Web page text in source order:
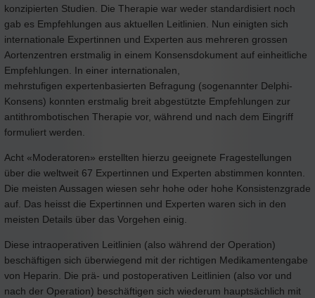
konzipierten Studien. Die Therapie war weder standardisiert noch
gab es Empfehlungen aus aktuellen Leitlinien. Nun einigten sich
internationale Expertinnen und Experten aus mehreren grossen
Aortenzentren erstmalig in einem Konsensdokument auf einheitliche
Empfehlungen. In einer internationalen,
mehrstufigen expertenbasierten Befragung (sogenannter Delphi-
Konsens) konnten erstmalig breit abgestützte Empfehlungen zur
antithrombotischen Therapie vor, während und nach dem Eingriff
formuliert werden.
Acht «Moderatoren» erstellten hierzu geeignete Fragestellungen
über die weltweit 67 Expertinnen und Experten abstimmen konnten.
Die meisten Aussagen wiesen sehr hohe oder hohe Konsistenzgrade
auf. Das heisst die Expertinnen und Experten waren sich in den
meisten Details über das Vorgehen einig.
Diese intraoperativen Leitlinien (also während der Operation)
beschäftigen sich überwiegend mit der richtigen Medikamentengabe
von Heparin. Die prä- und postoperativen Leitlinien (also vor und
nach der Operation) beschäftigen sich wiederum hauptsächlich mit